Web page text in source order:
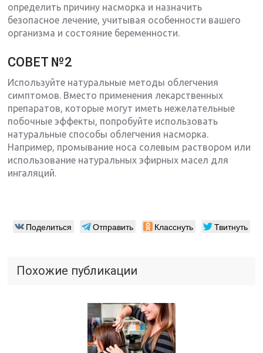
определить причину насморка и назначить
безопасное лечение, учитывая особенности вашего
организма и состояние беременности.
СОВЕТ №2
Используйте натуральные методы облегчения
симптомов. Вместо применения лекарственных
препаратов, которые могут иметь нежелательные
побочные эффекты, попробуйте использовать
натуральные способы облегчения насморка.
Например, промывание носа солевым раствором или
использование натуральных эфирных масел для
ингаляций.
Поделиться Отправить Класснуть Твитнуть
Похожие публикации